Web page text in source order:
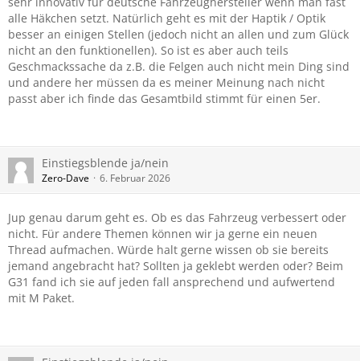
alle Häkchen setzt. Natürlich geht es mit der Haptik / Optik
besser an einigen Stellen (jedoch nicht an allen und zum Glück
nicht an den funktionellen). So ist es aber auch teils
Geschmackssache da z.B. die Felgen auch nicht mein Ding sind
und andere her müssen da es meiner Meinung nach nicht
passt aber ich finde das Gesamtbild stimmt für einen 5er.
Einstiegsblende ja/nein
Zero-Dave 6. Februar 2026
Jup genau darum geht es. Ob es das Fahrzeug verbessert oder
nicht. Für andere Themen können wir ja gerne ein neuen
Thread aufmachen. Würde halt gerne wissen ob sie bereits
jemand angebracht hat? Sollten ja geklebt werden oder? Beim
G31 fand ich sie auf jeden fall ansprechend und aufwertend
mit M Paket.